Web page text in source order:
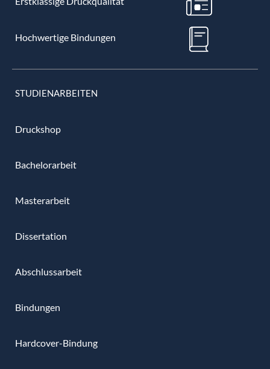
Hochwertige Bindungen
STUDIENARBEITEN
Druckshop
Bachelorarbeit
Masterarbeit
Dissertation
Abschlussarbeit
Bindungen
Hardcover-Bindung